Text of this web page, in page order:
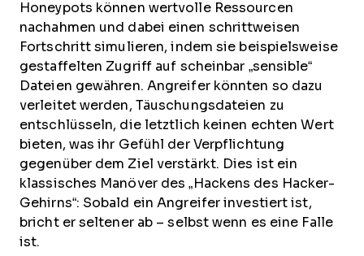
Honeypots können wertvolle Ressourcen
nachahmen und dabei einen schrittweisen
Fortschritt simulieren, indem sie beispielsweise
gestaffelten Zugriff auf scheinbar „sensible“
Dateien gewähren. Angreifer könnten so dazu
verleitet werden, Täuschungsdateien zu
entschlüsseln, die letztlich keinen echten Wert
bieten, was ihr Gefühl der Verpflichtung
gegenüber dem Ziel verstärkt. Dies ist ein
klassisches Manöver des „Hackens des Hacker-
Gehirns“: Sobald ein Angreifer investiert ist,
bricht er seltener ab – selbst wenn es eine Falle
ist.